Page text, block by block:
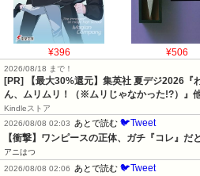
¥396 ¥506
2026/08/18 まで！
[PR]
【最大30%還元】集英社 夏デジ2026
ん、ムリムリ！（※ムリじゃなかった!?）』
Kindleストア
2026/08/08 02:03
あとで読む 🐦Tweet
【衝撃】ワンピースの正体、ガチ『コレ』だ
アニはつ
2026/08/08 02:06
あとで読む 🐦Tweet